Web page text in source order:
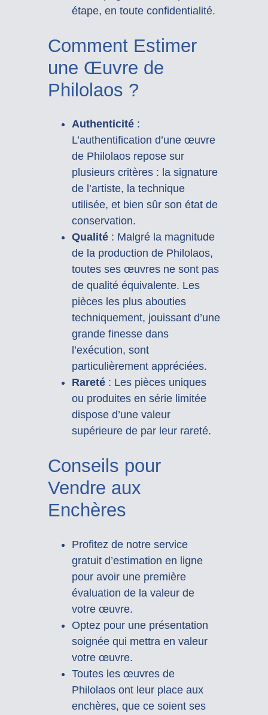
étape, en toute confidentialité.
Comment Estimer
une Œuvre de
Philolaos ?
Authenticité:
L’authentification d’une œuvre
de Philolaos repose sur
plusieurs critères : la signature
de l’artiste, la technique
utilisée, et bien sûr son état de
conservation.
Qualité: Malgré la magnitude
de la production de Philolaos,
toutes ses œuvres ne sont pas
de qualité équivalente. Les
pièces les plus abouties
techniquement, jouissant d’une
grande finesse dans
l’exécution, sont
particulièrement appréciées.
Rareté: Les pièces uniques
ou produites en série limitée
dispose d’une valeur
supérieure de par leur rareté.
Conseils pour
Vendre aux
Enchères
Profitez de notre service
gratuit d’estimation en ligne
pour avoir une première
évaluation de la valeur de
votre œuvre.
Optez pour une présentation
soignée qui mettra en valeur
votre œuvre.
Toutes les œuvres de
Philolaos ont leur place aux
enchères, que ce soient ses